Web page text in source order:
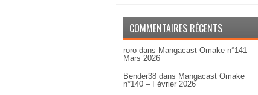
COMMENTAIRES RÉCENTS
roro dans Mangacast Omake n°141 –
Mars 2026
Bender38 dans Mangacast Omake
n°140 – Février 2026